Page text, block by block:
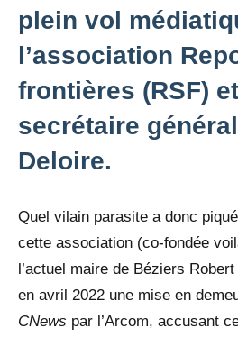
plein vol
l’association
frontières (RSF)
secrétaire
Deloire.
Quel vilain parasite a donc
cette association (co-fondée
l’actuel maire de Béziers
en avril 2022 une mise en
CNews par l’Arcom, accusant